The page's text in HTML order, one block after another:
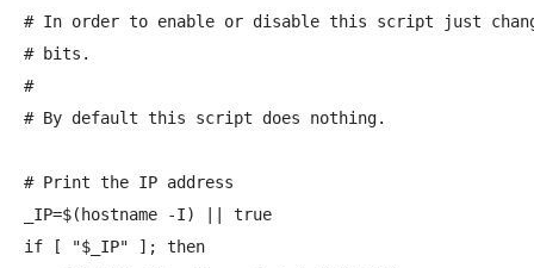
# In order to enable or disable this script just
# bits.
#
# By default this script does nothing.
# Print the IP address
_IP=$(hostname -I) || true
if [ "$_IP" ]; then